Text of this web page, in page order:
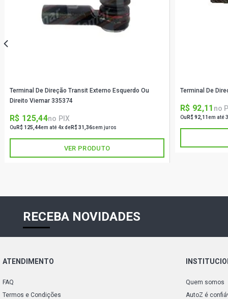
Terminal De Direção Transit Externo Esquerdo Ou
Direito Viemar 335374
R$ 125,44no PIX
Ou R$ 125,44em até 4x deR$ 31,36sem juros
VER PRODUTO
Terminal De
R$ 92,11 no
Ou R$ 92,11em até
RECEBA NOVIDADES
ATENDIMENTO
FAQ
Termos e Condições
Quem somos
AutoZ é